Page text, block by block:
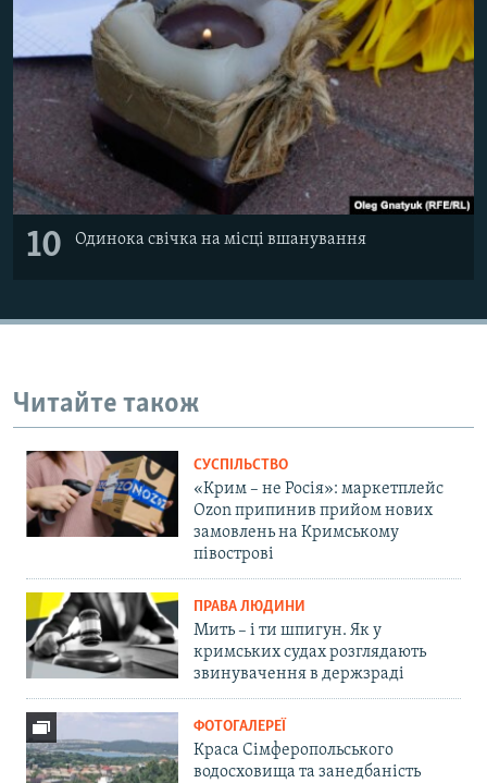
10 Одинока свічка на місці вшанування
Читайте також
СУСПІЛЬСТВО
«Крим – не Росія»: маркетплейс
Ozon припинив прийом нових
замовлень на Кримському
півострові
ПРАВА ЛЮДИНИ
Мить – і ти шпигун. Як у
кримських судах розглядають
звинувачення в держзраді
ФОТОГАЛЕРЕЇ
Краса Сімферопольського
водосховища та занедбаність